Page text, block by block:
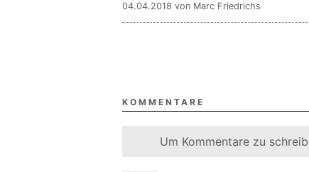
04.04.2018 von Marc Friedrichs
KOMMENTARE
Um Kommentare zu